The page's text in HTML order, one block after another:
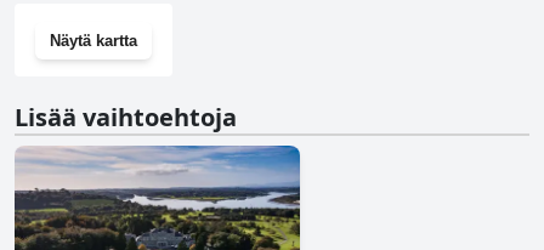
Näytä kartta
Lisää vaihtoehtoja